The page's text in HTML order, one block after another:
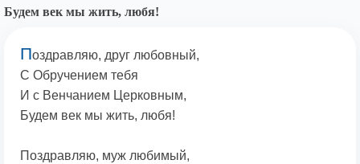
Будем век мы жить, любя!
Поздравляю, друг любовный,
С Обручением тебя
И с Венчанием Церковным,
Будем век мы жить, любя!
Поздравляю, муж любимый,